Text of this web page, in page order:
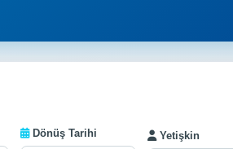
Dönüş Tarihi Yetişkin